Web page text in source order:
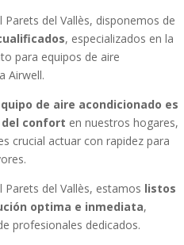
Parets del Vallès, disponemos de
, especializados en la
para equipos de aire
Airwell.
de aire acondicionado es
confort en nuestros hogares,
crucial actuar con rapidez para
Parets del Vallès, estamos listos
optima e inmediata,
profesionales dedicados.